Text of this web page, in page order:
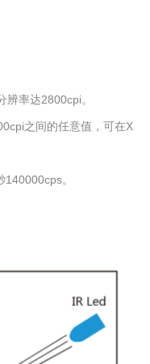
率达2800cpi。
之间的任意值，可在X
。